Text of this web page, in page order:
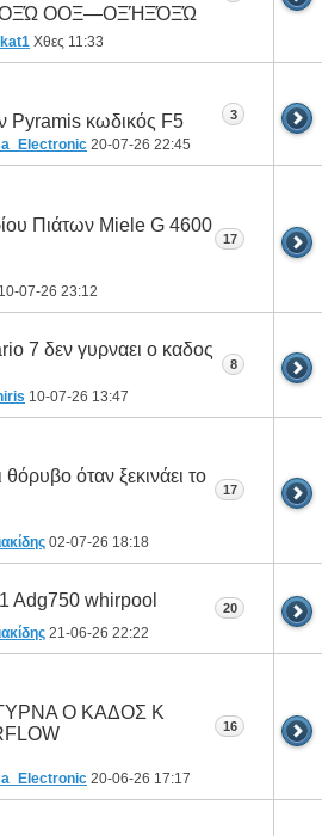
ΟΟΞ―ΟΞΉΞΌΞΏ
Χθες 11:33
Pyramis κωδικός F5
20-07-26 22:45
3
Πιάτων Miele G 4600
10-07-26 23:12
17
7 δεν γυρναει ο καδος
10-07-26 13:47
8
όταν ξεκινάει το
02-07-26 18:18
17
Adg750 whirpool
21-06-26 22:22
20
Ο ΚΑΔΟΣ Κ
20-06-26 17:17
16